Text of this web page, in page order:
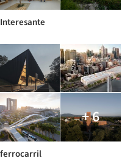
Interesante
+ 6
ferrocarril